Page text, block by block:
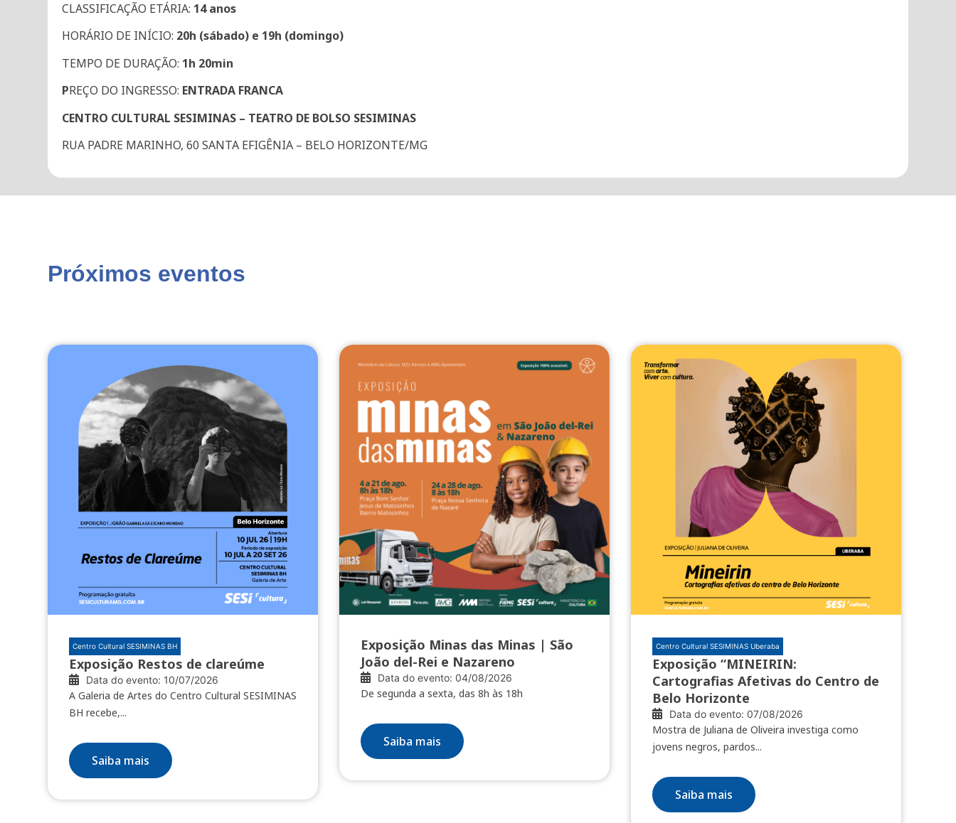
CLASSIFICAÇÃO ETÁRIA: 14 anos
HORÁRIO DE INÍCIO: 20h (sábado) e 19h (domingo)
TEMPO DE DURAÇÃO: 1h 20min
PREÇO DO INGRESSO: ENTRADA FRANCA
CENTRO CULTURAL SESIMINAS – TEATRO DE BOLSO SESIMINAS
RUA PADRE MARINHO, 60 SANTA EFIGÊNIA – BELO HORIZONTE/MG
Próximos eventos
Centro Cultural SESIMINAS BH
Exposição Restos de clareúme
Data do evento: 10/07/2026
A Galeria de Artes do Centro Cultural SESIMINAS
BH recebe,...
Saiba mais
Exposição Minas das Minas | São
João del-Rei e Nazareno
Data do evento: 04/08/2026
De segunda a sexta, das 8h às 18h
Saiba mais
Centro Cultural SESIMINAS Uberaba
Exposição “MINEIRIN:
Cartografias Afetivas do Centro de
Belo Horizonte
Data do evento: 07/08/2026
Mostra de Juliana de Oliveira investiga como
jovens negros, pardos...
Saiba mais